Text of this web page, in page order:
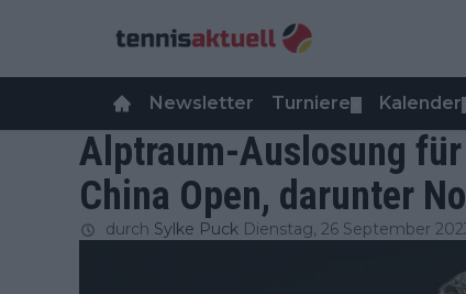
Newsletter Turniere Kalender
Alptraum-Auslosung
China Open, darunter
durch Sylke Puck Dienstag, 26 September